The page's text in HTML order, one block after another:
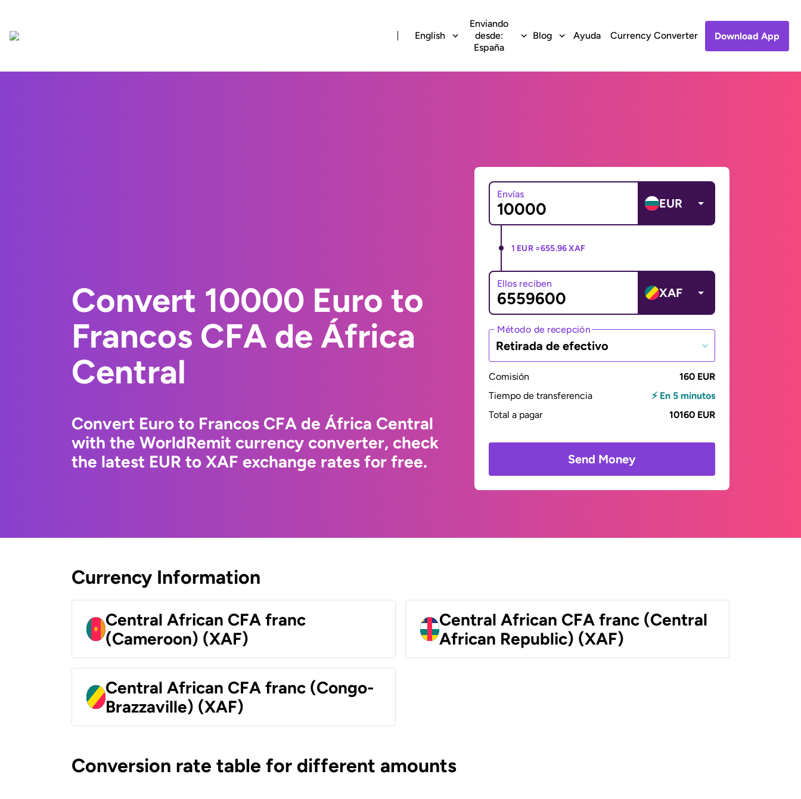
English
Enviando
desde:
España
Blog Ayuda Currency Converter Download App
Convert 10000 Euro to
Francos CFA de África
Central
Convert Euro to Francos CFA de África Central
with the WorldRemit currency converter, check
the latest EUR to XAF exchange rates for free.
Envías
EUR
1 EUR =655.96 XAF
Ellos reciben
XAF
Método de recepción
Retirada de efectivo
Comisión
160 EUR
Tiempo de transferencia
⚡ En 5 minutos
Total a pagar
10160 EUR
Send Money
Currency Information
Central African CFA franc
(Cameroon) (XAF)
Central African CFA franc (Central
African Republic) (XAF)
Central African CFA franc (Congo-
Brazzaville) (XAF)
Conversion rate table for different amounts